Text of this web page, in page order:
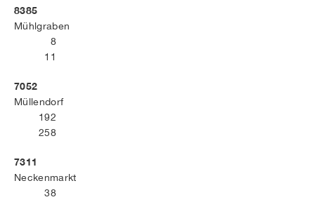
8385
Mühlgraben
8
11
7052
Müllendorf
192
258
7311
Neckenmarkt
38